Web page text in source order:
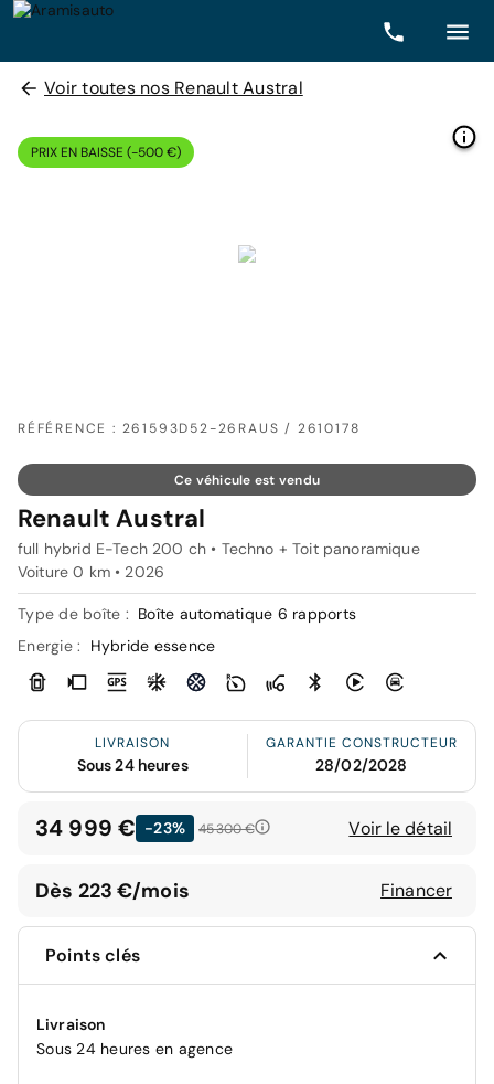
Voir toutes nos Renault Austral
PRIX EN BAISSE (-500 €)
RÉFÉRENCE : 261593D52-26RAUS / 2610178
Ce véhicule est vendu
Renault Austral
full hybrid E-Tech 200 ch • Techno + Toit panoramique
Voiture 0 km • 2026
Type de boîte : Boîte automatique 6 rapports
Energie :
Hybride essence
LIVRAISON
Sous 24 heures
GARANTIE CONSTRUCTEUR
28/02/2028
34 999 € -23% 45 300 € Voir le détail
Dès 223 €/mois Financer
Points clés
Livraison
Sous 24 heures en agence